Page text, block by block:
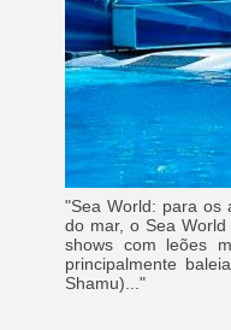
"Sea World: para os
do mar, o Sea
shows com leões
principalmente
Shamu)..."